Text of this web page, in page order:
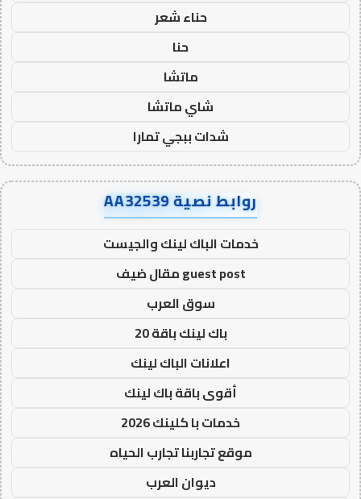
حناء شعر
حنا
ماتشا
شاي ماتشا
شدات ببجي تمارا
روابط نصية AA32539
خدمات الباك لينك والجيست
guest post مقال ضيف
سوق العرب
باك لينك باقة 20
اعلانات الباك لينك
أقوى باقة باك لينك
خدمات با كلينك 2026
موقع تجاربنا تجارب الحياه
ديوان العرب